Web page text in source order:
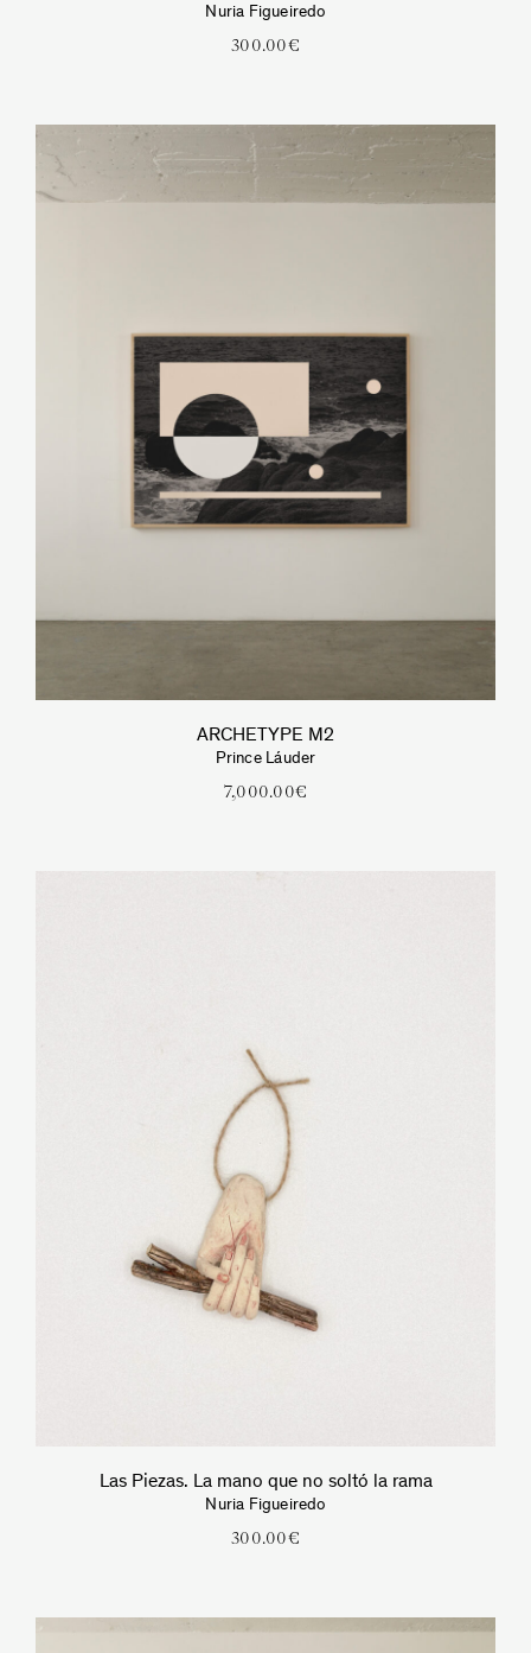
Nuria Figueiredo
300.00€
ARCHETYPE M2
Prince Láuder
7,000.00€
Las Piezas. La mano que no soltó la rama
Nuria Figueiredo
300.00€